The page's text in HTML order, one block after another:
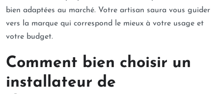
bien adaptées au marché. Votre artisan saura vous guider
vers la marque qui correspond le mieux à votre usage et
votre budget.
Comment bien choisir un
installateur de